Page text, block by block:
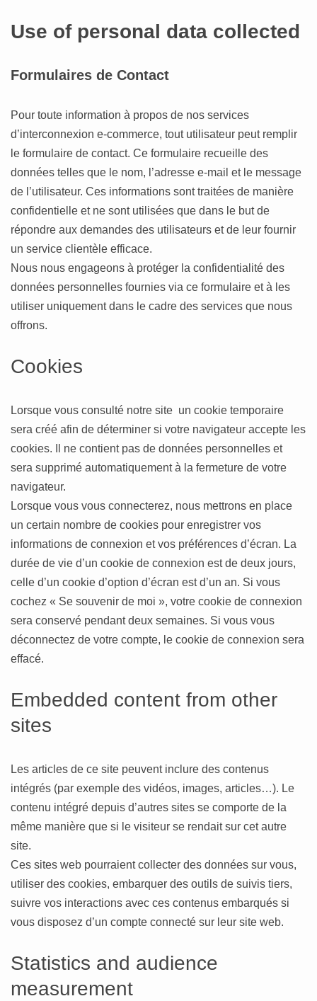
Use of personal data collected
Formulaires de Contact
Pour toute information à propos de nos services
d’interconnexion e-commerce, tout utilisateur peut remplir
le formulaire de contact. Ce formulaire recueille des
données telles que le nom, l’adresse e-mail et le message
de l’utilisateur. Ces informations sont traitées de manière
confidentielle et ne sont utilisées que dans le but de
répondre aux demandes des utilisateurs et de leur fournir
un service clientèle efficace.
Nous nous engageons à protéger la confidentialité des
données personnelles fournies via ce formulaire et à les
utiliser uniquement dans le cadre des services que nous
offrons.
Cookies
Lorsque vous consulté notre site un cookie temporaire
sera créé afin de déterminer si votre navigateur accepte les
cookies. Il ne contient pas de données personnelles et
sera supprimé automatiquement à la fermeture de votre
navigateur.
Lorsque vous vous connecterez, nous mettrons en place
un certain nombre de cookies pour enregistrer vos
informations de connexion et vos préférences d’écran. La
durée de vie d’un cookie de connexion est de deux jours,
celle d’un cookie d’option d’écran est d’un an. Si vous
cochez « Se souvenir de moi », votre cookie de connexion
sera conservé pendant deux semaines. Si vous vous
déconnectez de votre compte, le cookie de connexion sera
effacé.
Embedded content from other
sites
Les articles de ce site peuvent inclure des contenus
intégrés (par exemple des vidéos, images, articles…). Le
contenu intégré depuis d’autres sites se comporte de la
même manière que si le visiteur se rendait sur cet autre
site.
Ces sites web pourraient collecter des données sur vous,
utiliser des cookies, embarquer des outils de suivis tiers,
suivre vos interactions avec ces contenus embarqués si
vous disposez d’un compte connecté sur leur site web.
Statistics and audience
measurement